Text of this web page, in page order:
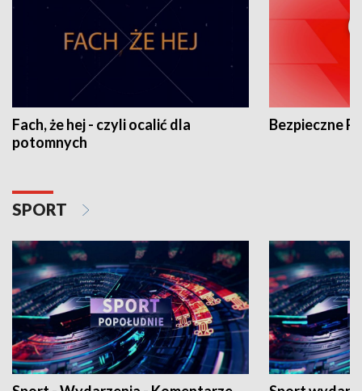
Fach, że hej - czyli ocalić dla
potomnych
Bezpieczne
SPORT